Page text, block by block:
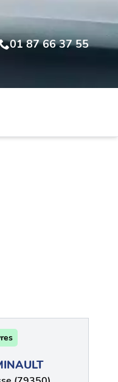
01 87 66 37 55